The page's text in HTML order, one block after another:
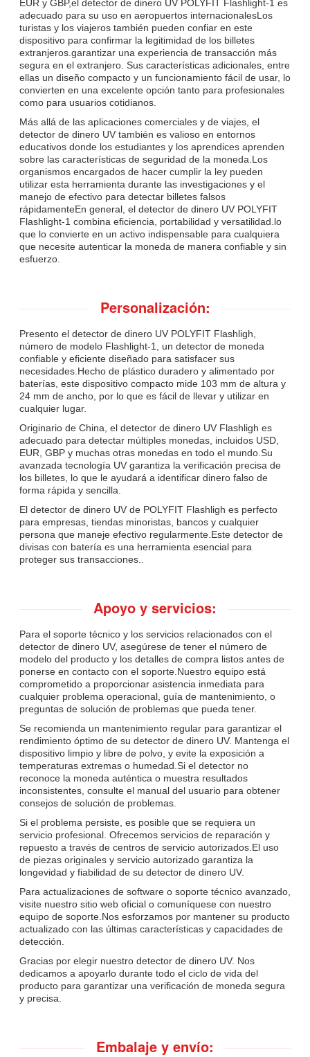
EUR y GBP,el detector de dinero UV POLYFIT Flashlight-1 es
adecuado para su uso en aeropuertos internacionalesLos
turistas y los viajeros también pueden confiar en este
dispositivo para confirmar la legitimidad de los billetes
extranjeros.garantizar una experiencia de transacción más
segura en el extranjero. Sus características adicionales, entre
ellas un diseño compacto y un funcionamiento fácil de usar, lo
convierten en una excelente opción tanto para profesionales
como para usuarios cotidianos.
Más allá de las aplicaciones comerciales y de viajes, el
detector de dinero UV también es valioso en entornos
educativos donde los estudiantes y los aprendices aprenden
sobre las características de seguridad de la moneda.Los
organismos encargados de hacer cumplir la ley pueden
utilizar esta herramienta durante las investigaciones y el
manejo de efectivo para detectar billetes falsos
rápidamenteEn general, el detector de dinero UV POLYFIT
Flashlight-1 combina eficiencia, portabilidad y versatilidad.lo
que lo convierte en un activo indispensable para cualquiera
que necesite autenticar la moneda de manera confiable y sin
esfuerzo.
Personalización:
Presento el detector de dinero UV POLYFIT Flashligh,
número de modelo Flashlight-1, un detector de moneda
confiable y eficiente diseñado para satisfacer sus
necesidades.Hecho de plástico duradero y alimentado por
baterías, este dispositivo compacto mide 103 mm de altura y
24 mm de ancho, por lo que es fácil de llevar y utilizar en
cualquier lugar.
Originario de China, el detector de dinero UV Flashligh es
adecuado para detectar múltiples monedas, incluidos USD,
EUR, GBP y muchas otras monedas en todo el mundo.Su
avanzada tecnología UV garantiza la verificación precisa de
los billetes, lo que le ayudará a identificar dinero falso de
forma rápida y sencilla.
El detector de dinero UV de POLYFIT Flashligh es perfecto
para empresas, tiendas minoristas, bancos y cualquier
persona que maneje efectivo regularmente.Este detector de
divisas con batería es una herramienta esencial para
proteger sus transacciones..
Apoyo y servicios:
Para el soporte técnico y los servicios relacionados con el
detector de dinero UV, asegúrese de tener el número de
modelo del producto y los detalles de compra listos antes de
ponerse en contacto con el soporte.Nuestro equipo está
comprometido a proporcionar asistencia inmediata para
cualquier problema operacional, guía de mantenimiento, o
preguntas de solución de problemas que pueda tener.
Se recomienda un mantenimiento regular para garantizar el
rendimiento óptimo de su detector de dinero UV. Mantenga el
dispositivo limpio y libre de polvo, y evite la exposición a
temperaturas extremas o humedad.Si el detector no
reconoce la moneda auténtica o muestra resultados
inconsistentes, consulte el manual del usuario para obtener
consejos de solución de problemas.
Si el problema persiste, es posible que se requiera un
servicio profesional. Ofrecemos servicios de reparación y
repuesto a través de centros de servicio autorizados.El uso
de piezas originales y servicio autorizado garantiza la
longevidad y fiabilidad de su detector de dinero UV.
Para actualizaciones de software o soporte técnico avanzado,
visite nuestro sitio web oficial o comuníquese con nuestro
equipo de soporte.Nos esforzamos por mantener su producto
actualizado con las últimas características y capacidades de
detección.
Gracias por elegir nuestro detector de dinero UV. Nos
dedicamos a apoyarlo durante todo el ciclo de vida del
producto para garantizar una verificación de moneda segura
y precisa.
Embalaje y envío: